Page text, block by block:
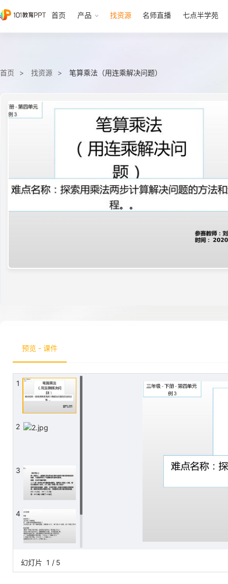
首页 产品 找资源 名师直播 七点半学苑
首页 找资源 笔算乘法（用连乘解决问题）
预览 - 课件
1
2
3
4
幻灯片 1 / 5